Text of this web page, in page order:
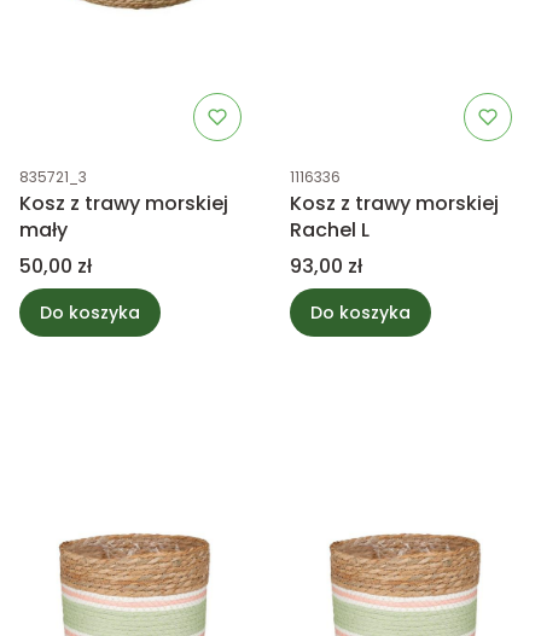
Kod produktu
835721_3
Kosz z trawy morskiej
mały
Cena
50,00 zł
Do koszyka
Kod produktu
1116336
Kosz z trawy morskiej
Rachel L
Cena
93,00 zł
Do koszyka